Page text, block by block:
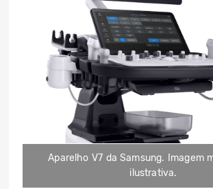
Aparelho V7 da Samsung. Imagem
ilustrativa.